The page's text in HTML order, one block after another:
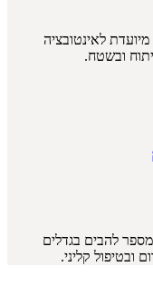
לאינטובציה
ובשטח.
להבים בגדלים
ובטיפול קליני.